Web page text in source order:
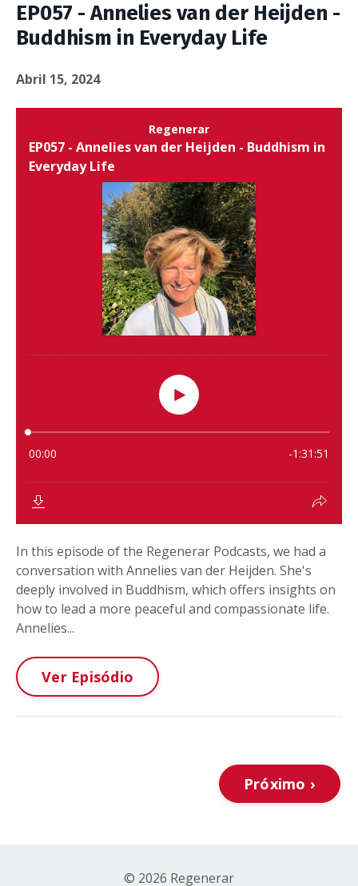
EP057 - Annelies van der Heijden -
Buddhism in Everyday Life
Abril 15, 2024
In this episode of the Regenerar Podcasts, we had a
conversation with Annelies van der Heijden. She's
deeply involved in Buddhism, which offers insights on
how to lead a more peaceful and compassionate life.
Annelies...
Ver Episódio
Próximo ›
© 2026 Regenerar